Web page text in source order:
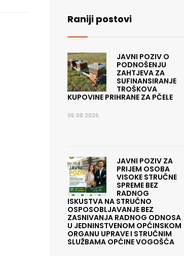
Raniji postovi
JAVNI POZIV O
PODNOŠENJU
ZAHTJEVA ZA
SUFINANSIRANJE
TROŠKOVA
KUPOVINE PRIHRANE ZA PČELE
05.08.2026.
JAVNI POZIV ZA
PRIJEM OSOBA
VISOKE STRUČNE
SPREME BEZ
RADNOG
ISKUSTVA NA STRUČNO
OSPOSOBLJAVANJE BEZ
ZASNIVANJA RADNOG ODNOSA
U JEDNINSTVENOM OPĆINSKOM
ORGANU UPRAVE I STRUČNIM
SLUŽBAMA OPĆINE VOGOŠĆA